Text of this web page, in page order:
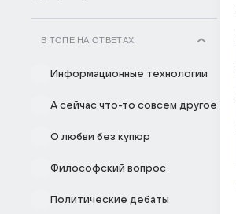
В ТОПЕ НА ОТВЕТАХ
Информационные технологии
А сейчас что-то совсем другое
О любви без купюр
Философский вопрос
Политические дебаты